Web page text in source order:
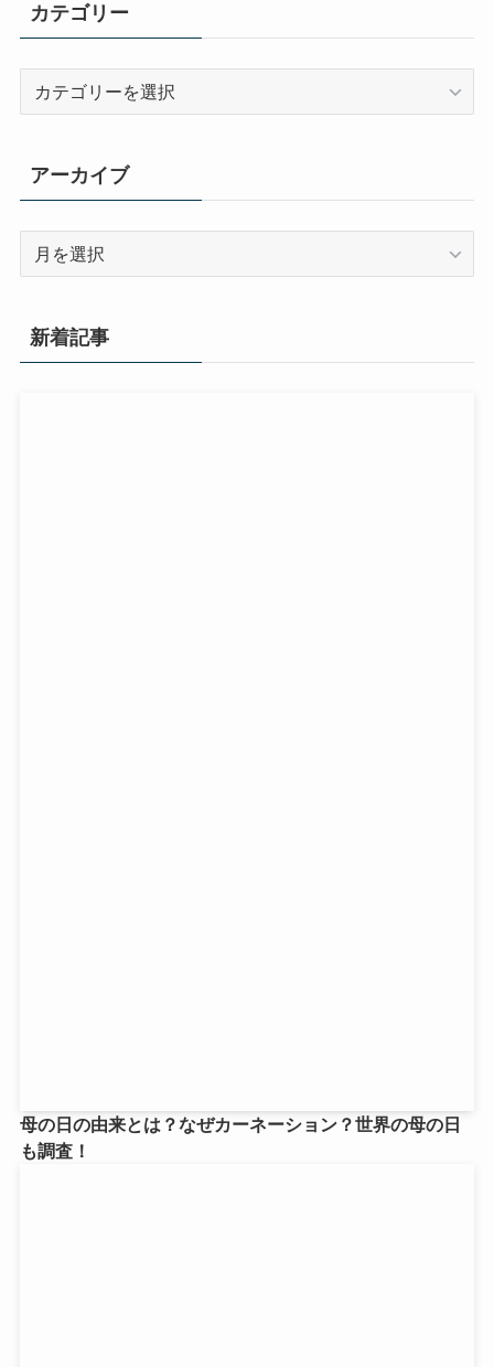
カテゴリー
リ
ー
アーカイブ
イ
ブ
新着記事
母の日の由来とは？なぜカーネーション？世界の母の日
も調査！